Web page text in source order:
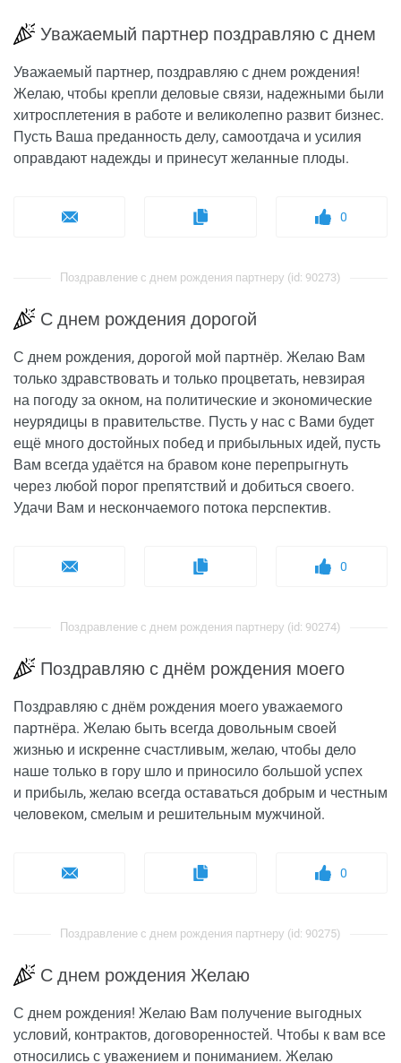
Уважаемый партнер поздравляю с днем
Уважаемый партнер, поздравляю с днем рождения!
Желаю, чтобы крепли деловые связи, надежными были
хитросплетения в работе и великолепно развит бизнес.
Пусть Ваша преданность делу, самоотдача и усилия
оправдают надежды и принесут желанные плоды.
0
Поздравление с днем рождения партнеру (id: 90273)
С днем рождения дорогой
С днем рождения, дорогой мой партнёр. Желаю Вам
только здравствовать и только процветать, невзирая
на погоду за окном, на политические и экономические
неурядицы в правительстве. Пусть у нас с Вами будет
ещё много достойных побед и прибыльных идей, пусть
Вам всегда удаётся на бравом коне перепрыгнуть
через любой порог препятствий и добиться своего.
Удачи Вам и нескончаемого потока перспектив.
0
Поздравление с днем рождения партнеру (id: 90274)
Поздравляю с днём рождения моего
Поздравляю с днём рождения моего уважаемого
партнёра. Желаю быть всегда довольным своей
жизнью и искренне счастливым, желаю, чтобы дело
наше только в гору шло и приносило большой успех
и прибыль, желаю всегда оставаться добрым и честным
человеком, смелым и решительным мужчиной.
0
Поздравление с днем рождения партнеру (id: 90275)
С днем рождения Желаю
С днем рождения! Желаю Вам получение выгодных
условий, контрактов, договоренностей. Чтобы к вам все
относились с уважением и пониманием. Желаю